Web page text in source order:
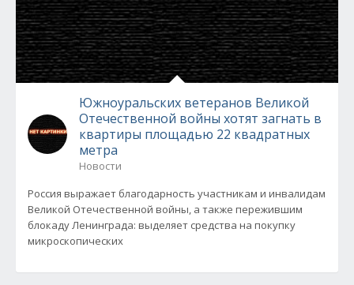
Южноуральских ветеранов Великой
Отечественной войны хотят загнать в
квартиры площадью 22 квадратных
метра
Новости
Россия выражает благодарность участникам и инвалидам
Великой Отечественной войны, а также пережившим
блокаду Ленинграда: выделяет средства на покупку
микроскопических